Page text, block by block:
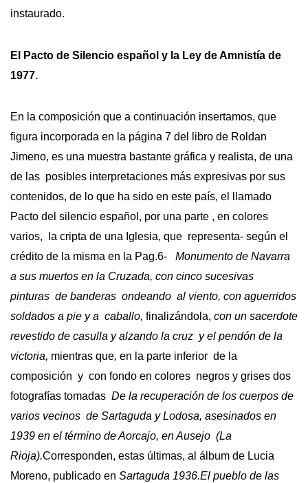
instaurado.
El Pacto de Silencio español y la Ley de Amnistía de
1977.
En la composición que a continuación insertamos, que
figura incorporada en la página 7 del libro de Roldan
Jimeno, es una muestra bastante gráfica y realista, de una
de las posibles interpretaciones más expresivas por sus
contenidos, de lo que ha sido en este país, el llamado
Pacto del silencio español, por una parte , en colores
varios, la cripta de una Iglesia, que representa- según el
crédito de la misma en la Pag.6-
Monumento de Navarra
a sus muertos en la Cruzada, con cinco sucesivas
pinturas de banderas ondeando al viento, con aguerridos
soldados a pie y a caballo, finalizándola, con un sacerdote
revestido de casulla y alzando la cruz y el pendón de la
victoria, mientras que, en la parte inferior de la
composición y con fondo en colores negros y grises dos
fotografías tomadas De la recuperación de los cuerpos de
varios vecinos de Sartaguda y Lodosa, asesinados en
1939 en el término de Aorcajo, en Ausejo (La
Rioja).Corresponden, estas últimas, al álbum de Lucia
Moreno, publicado en Sartaguda 1936.El pueblo de las